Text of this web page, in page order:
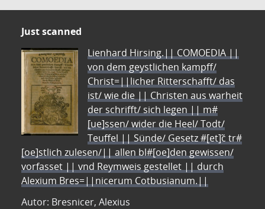
Just scanned
Lienhard Hirsing.|| COMOEDIA ||
von dem geystlichen kampff/
Christ=||licher Ritterschafft/ das
ist/ wie die || Christen aus warheit
der schrifft/ sich legen || m#
[ue]ssen/ wider die Heel/ Todt/
Teuffel || Sünde/ Gesetz #[et]c̃ tr#
[oe]stlich zulesen/|| allen bl#[oe]den gewissen/
vorfasset || vnd Reymweis gestellet || durch
Alexium Bres=||nicerum Cotbusianum.||
Autor: Bresnicer, Alexius